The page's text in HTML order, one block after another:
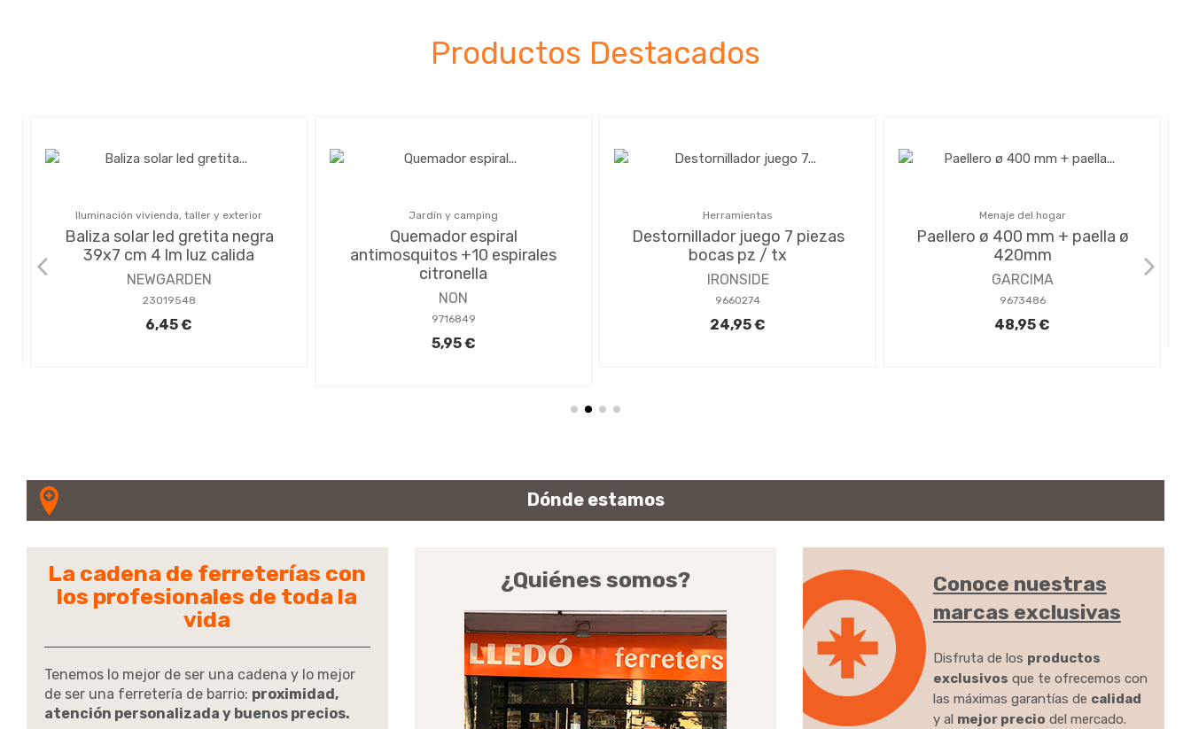
Productos Destacados
Iluminación vivienda, taller y exterior
Baliza solar led gretita negra
39x7 cm 4 lm luz calida
NEWGARDEN
23019548
6,45 €
Jardín y camping
Quemador espiral
antimosquitos +10 espirales
citronella
NON
9716849
5,95 €
Herramientas
Destornillador juego 7 piezas
bocas pz / tx
IRONSIDE
9660274
24,95 €
Menaje del hogar
Paellero ø 400 mm + paella ø
420mm
GARCIMA
9673486
48,95 €
Dónde estamos
La cadena de ferreterías con
los profesionales de toda la
vida
Tenemos lo mejor de ser una cadena y lo mejor
de ser una ferretería de barrio: proximidad,
atención personalizada y buenos precios.
¿Quiénes somos?
Conoce nuestras
marcas exclusivas
Disfruta de los productos
exclusivos que te ofrecemos con
las máximas garantías de calidad
y al mejor precio del mercado.